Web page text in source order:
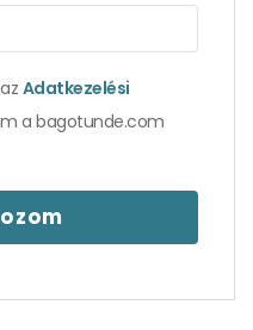
Adatkezelési
a bagotunde.com